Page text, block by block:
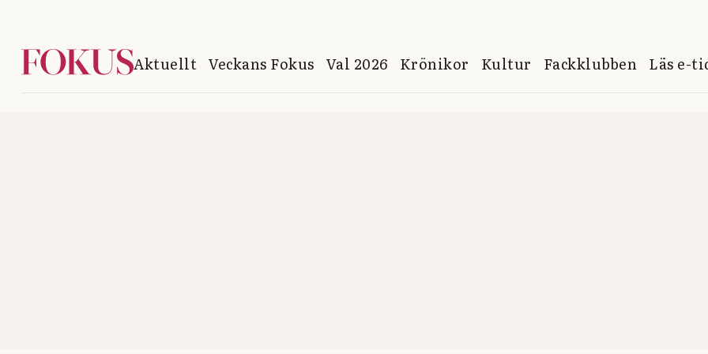
Aktuellt Veckans Fokus Val 2026 Krönikor Kultur Fackklubben Läs e-